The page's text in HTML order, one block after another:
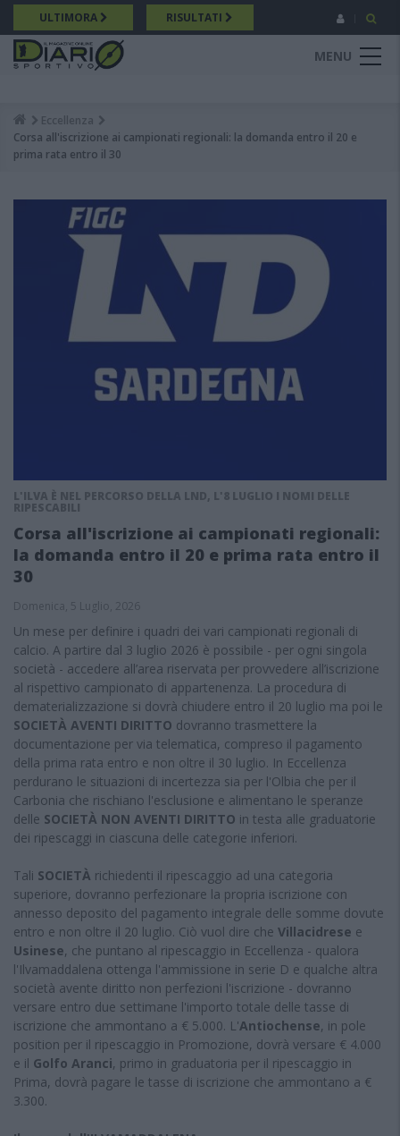
Salta
al
contenuto
principale
ULTIMORA RISULTATI
MENU
Breadcrumb
Eccellenza
Corsa all'iscrizione ai campionati regionali: la domanda entro il 20 e
prima rata entro il 30
L'ILVA È NEL PERCORSO DELLA LND, L'8 LUGLIO I NOMI DELLE
RIPESCABILI
Corsa all'iscrizione ai campionati regionali:
la domanda entro il 20 e prima rata entro il
30
Domenica, 5 Luglio, 2026
Un mese per definire i quadri dei vari campionati regionali di
calcio. A partire dal 3 luglio 2026 è possibile - per ogni singola
società - accedere all’area riservata per provvedere all’iscrizione
al rispettivo campionato di appartenenza. La procedura di
dematerializzazione si dovrà chiudere entro il 20 luglio ma poi le
SOCIETÀ AVENTI DIRITTO dovranno trasmettere la
documentazione per via telematica, compreso il pagamento
della prima rata entro e non oltre il 30 luglio. In Eccellenza
perdurano le situazioni di incertezza sia per l'Olbia che per il
Carbonia che rischiano l'esclusione e alimentano le speranze
delle SOCIETÀ NON AVENTI DIRITTO in testa alle graduatorie
dei ripescaggi in ciascuna delle categorie inferiori.
Tali SOCIETÀ richiedenti il ripescaggio ad una categoria
superiore, dovranno perfezionare la propria iscrizione con
annesso deposito del pagamento integrale delle somme dovute
entro e non oltre il 20 luglio. Ciò vuol dire che Villacidrese e
Usinese, che puntano al ripescaggio in Eccellenza - qualora
l'Ilvamaddalena ottenga l'ammissione in serie D e qualche altra
società avente diritto non perfezioni l'iscrizione - dovranno
versare entro due settimane l'importo totale delle tasse di
iscrizione che ammontano a € 5.000. L'Antiochense, in pole
position per il ripescaggio in Promozione, dovrà versare € 4.000
e il Golfo Aranci, primo in graduatoria per il ripescaggio in
Prima, dovrà pagare le tasse di iscrizione che ammontano a €
3.300.